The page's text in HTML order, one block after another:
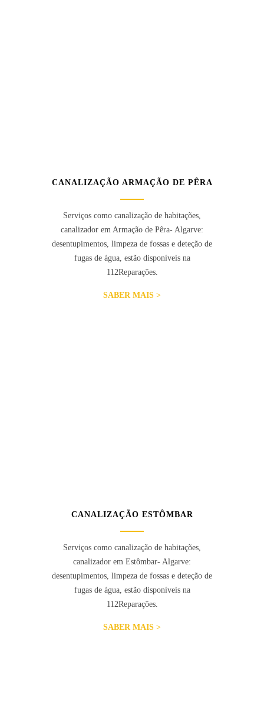
CANALIZAÇÃO ARMAÇÃO DE PÊRA
Serviços como canalização de habitações,
canalizador em Armação de Pêra- Algarve:
desentupimentos, limpeza de fossas e deteção de
fugas de água, estão disponíveis na
112Reparações.
SABER MAIS >
CANALIZAÇÃO ESTÔMBAR
Serviços como canalização de habitações,
canalizador em Estômbar- Algarve:
desentupimentos, limpeza de fossas e deteção de
fugas de água, estão disponíveis na
112Reparações.
SABER MAIS >